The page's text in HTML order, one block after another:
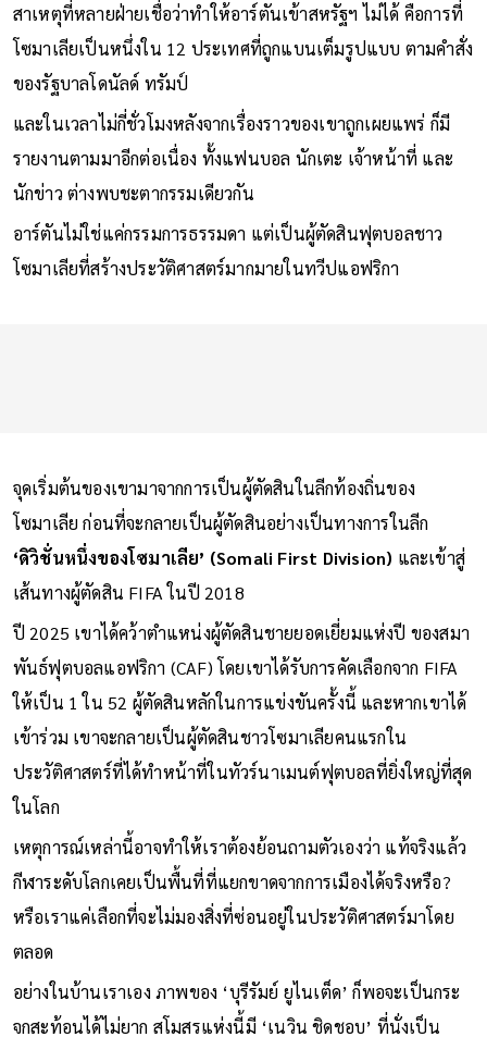
สาเหตุที่หลายฝ่ายเชื่อว่าทำให้อาร์ตันเข้าสหรัฐฯ ไม่ได้ คือการที่
โซมาเลียเป็นหนึ่งใน 12 ประเทศที่ถูกแบนเต็มรูปแบบ ตามคำสั่ง
ของรัฐบาลโดนัลด์ ทรัมป์
และในเวลาไม่กี่ชั่วโมงหลังจากเรื่องราวของเขาถูกเผยแพร่ ก็มี
รายงานตามมาอีกต่อเนื่อง ทั้งแฟนบอล นักเตะ เจ้าหน้าที่ และ
นักข่าว ต่างพบชะตากรรมเดียวกัน
อาร์ตันไม่ใช่แค่กรรมการธรรมดา แต่เป็นผู้ตัดสินฟุตบอลชาว
โซมาเลียที่สร้างประวัติศาสตร์มากมายในทวีปแอฟริกา
จุดเริ่มต้นของเขามาจากการเป็นผู้ตัดสินในลีกท้องถิ่นของ
โซมาเลีย ก่อนที่จะกลายเป็นผู้ตัดสินอย่างเป็นทางการในลีก
‘ดิวิชั่นหนึ่งของโซมาเลีย’ (Somali First Division) และเข้าสู่
เส้นทางผู้ตัดสิน FIFA ในปี 2018
ปี 2025 เขาได้คว้าตำแหน่งผู้ตัดสินชายยอดเยี่ยมแห่งปี ของสมา
พันธ์ฟุตบอลแอฟริกา (CAF) โดยเขาได้รับการคัดเลือกจาก FIFA
ให้เป็น 1 ใน 52 ผู้ตัดสินหลักในการแข่งขันครั้งนี้ และหากเขาได้
เข้าร่วม เขาจะกลายเป็นผู้ตัดสินชาวโซมาเลียคนแรกใน
ประวัติศาสตร์ที่ได้ทำหน้าที่ในทัวร์นาเมนต์ฟุตบอลที่ยิ่งใหญ่ที่สุด
ในโลก
เหตุการณ์เหล่านี้อาจทำให้เราต้องย้อนถามตัวเองว่า แท้จริงแล้ว
กีฬาระดับโลกเคยเป็นพื้นที่ที่แยกขาดจากการเมืองได้จริงหรือ?
หรือเราแค่เลือกที่จะไม่มองสิ่งที่ซ่อนอยู่ในประวัติศาสตร์มาโดย
ตลอด
อย่างในบ้านเราเอง ภาพของ ‘บุรีรัมย์ ยูไนเต็ด’ ก็พอจะเป็นกระ
จกสะท้อนได้ไม่ยาก สโมสรแห่งนี้มี ‘เนวิน ชิดชอบ’ ที่นั่งเป็น